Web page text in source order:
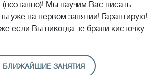
(поэтапно)! Мы научим Вас писать
уже на первом занятии! Гарантирую!
если Вы никогда не брали кисточку
БЛИЖАЙШИЕ ЗАНЯТИЯ